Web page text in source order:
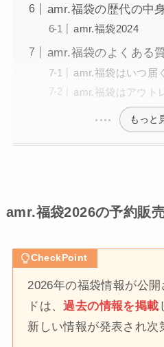
amr.福袋の歴代の中
amr.福袋2024
amr.福袋のよくある
amr.福袋はいつ届
amr.福袋はアウト
もっと
amr.福袋2026の予約販
CheckPoint
2026年の福袋情報が公
ドは、過去の情報を掲載
新しい情報が発表され次